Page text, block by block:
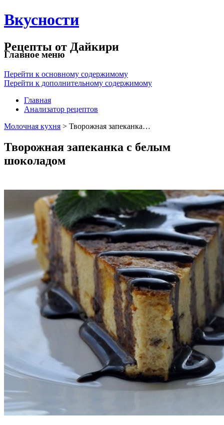
Вкусности
Рецепты от Дайкири
Главное меню
Перейти к основному содержимому
Перейти к дополнительному содержимому
Главная
Анализатор рецептов
Молочная кухня > Творожная запеканка…
Творожная запеканка с белым
шоколадом